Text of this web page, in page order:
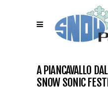
A PIANCAVALLO
SNOW SONIC